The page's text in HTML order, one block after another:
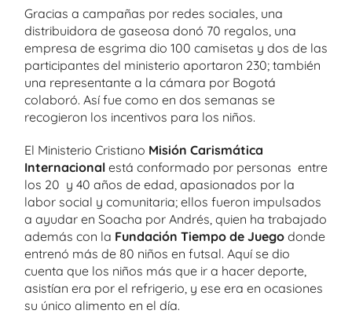
Gracias a campañas por redes sociales, una
distribuidora de gaseosa donó 70 regalos, una
empresa de esgrima dio 100 camisetas y dos de las
participantes del ministerio aportaron 230; también
una representante a la cámara por Bogotá
colaboró. Así fue como en dos semanas se
recogieron los incentivos para los niños.
El Ministerio Cristiano Misión Carismática
Internacional está conformado por personas entre
los 20 y 40 años de edad, apasionados por la
labor social y comunitaria; ellos fueron impulsados
a ayudar en Soacha por Andrés, quien ha trabajado
además con la Fundación Tiempo de Juego donde
entrenó más de 80 niños en futsal. Aquí se dio
cuenta que los niños más que ir a hacer deporte,
asistían era por el refrigerio, y ese era en ocasiones
su único alimento en el día.